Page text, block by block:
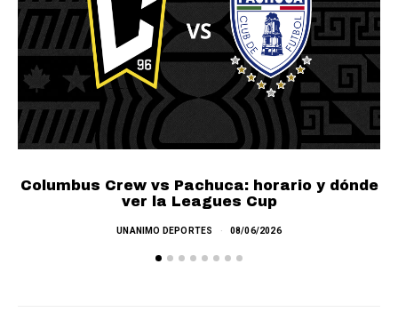
Columbus Crew vs Pachuca: horario y dónde
ver la Leagues Cup
UNANIMO DEPORTES 08/06/2026